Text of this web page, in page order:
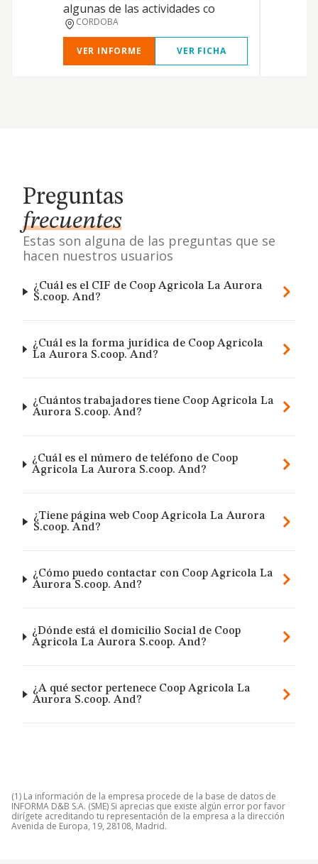
algunas de las actividades co
CORDOBA
VER INFORME VER FICHA
Preguntas
frecuentes
Estas son alguna de las preguntas que se
hacen nuestros usuarios
¿Cuál es el CIF de Coop Agricola La Aurora
S.coop. And?
¿Cuál es la forma jurídica de Coop Agricola
La Aurora S.coop. And?
¿Cuántos trabajadores tiene Coop Agricola La
Aurora S.coop. And?
¿Cuál es el número de teléfono de Coop
Agricola La Aurora S.coop. And?
¿Tiene página web Coop Agricola La Aurora
S.coop. And?
¿Cómo puedo contactar con Coop Agricola La
Aurora S.coop. And?
¿Dónde está el domicilio Social de Coop
Agricola La Aurora S.coop. And?
¿A qué sector pertenece Coop Agricola La
Aurora S.coop. And?
(1) La información de la empresa procede de la base de datos de
INFORMA D&B S.A. (SME) Si aprecias que existe algún error por favor
dirígete acreditando tu representación de la empresa a la dirección
Avenida de Europa, 19, 28108, Madrid.